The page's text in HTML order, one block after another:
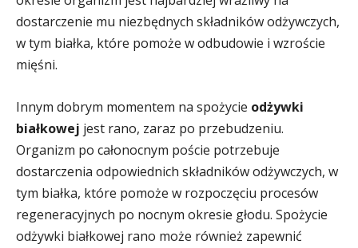
dostarczenie mu niezbędnych składników odżywczych,
w tym białka, które pomoże w odbudowie i wzroście
mięśni.
Innym dobrym momentem na spożycie odżywki
białkowej jest rano, zaraz po przebudzeniu.
Organizm po całonocnym poście potrzebuje
dostarczenia odpowiednich składników odżywczych, w
tym białka, które pomoże w rozpoczęciu procesów
regeneracyjnych po nocnym okresie głodu. Spożycie
odżywki białkowej rano może również zapewnić